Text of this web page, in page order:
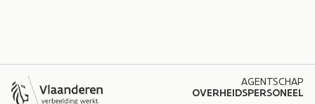
AGENTSCHAP
OVERHEIDSPERSONEEL